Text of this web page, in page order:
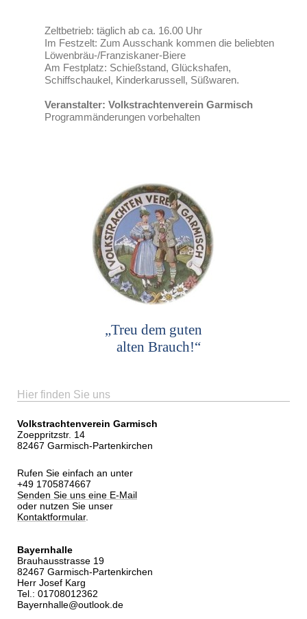
Zeltbetrieb: täglich ab ca. 16.00 Uhr
Im Festzelt: Zum Ausschank kommen die beliebten
Löwenbräu-/Franziskaner-Biere
Am Festplatz: Schießstand, Glückshafen,
Schiffschaukel, Kinderkarussell, Süßwaren.
Veranstalter: Volkstrachtenverein Garmisch
Programmänderungen vorbehalten
„Treu dem guten
alten Brauch!“
Hier finden Sie uns
Volkstrachtenverein Garmisch
Zoeppritzstr. 14
82467 Garmisch-Partenkirchen
Rufen Sie einfach an unter
+49 1705874667
Senden Sie uns eine E-Mail
oder nutzen Sie unser
Kontaktformular.
Bayernhalle
Brauhausstrasse 19
82467 Garmisch-Partenkirchen
Herr Josef Karg
Tel.: 01708012362
Bayernhalle@outlook.de